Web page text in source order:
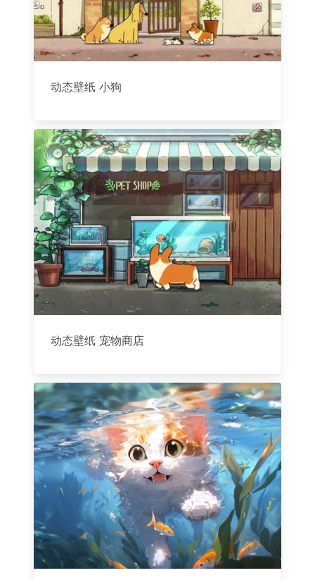
动态壁纸 小狗
动态壁纸 宠物商店